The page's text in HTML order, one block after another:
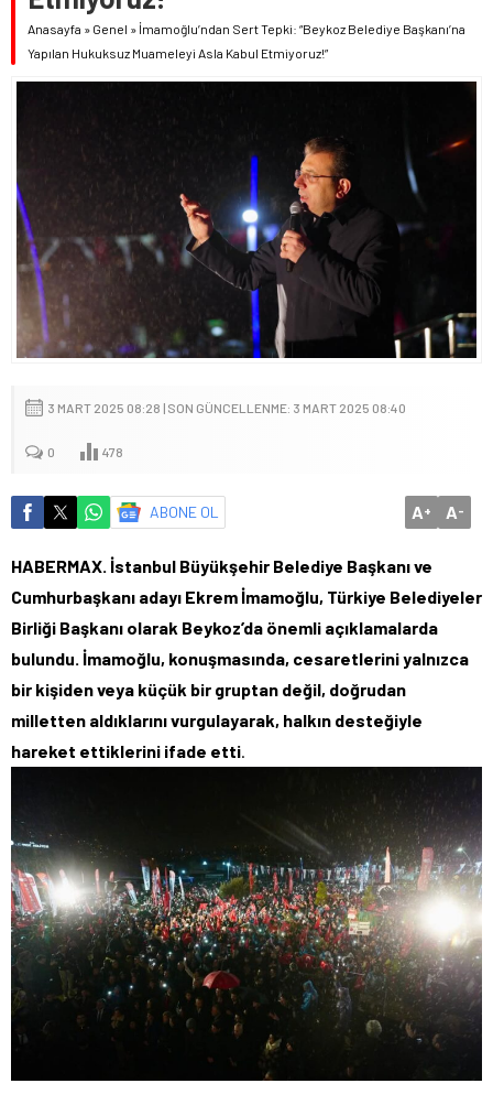
Anasayfa » Genel » İmamoğlu’ndan Sert Tepki: “Beykoz Belediye Başkanı’na
Yapılan Hukuksuz Muameleyi Asla Kabul Etmiyoruz!”
3 MART 2025 08:28 | SON GÜNCELLENME: 3 MART 2025 08:40
0 478
ABONE OL A+ A-
HABERMAX. İstanbul Büyükşehir Belediye Başkanı ve
Cumhurbaşkanı adayı Ekrem İmamoğlu, Türkiye Belediyeler
Birliği Başkanı olarak Beykoz’da önemli açıklamalarda
bulundu. İmamoğlu, konuşmasında, cesaretlerini yalnızca
bir kişiden veya küçük bir gruptan değil, doğrudan
milletten aldıklarını vurgulayarak, halkın desteğiyle
hareket ettiklerini ifade etti